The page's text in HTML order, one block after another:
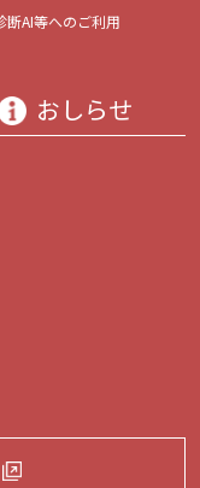
断AI等へのご利用
おしらせ